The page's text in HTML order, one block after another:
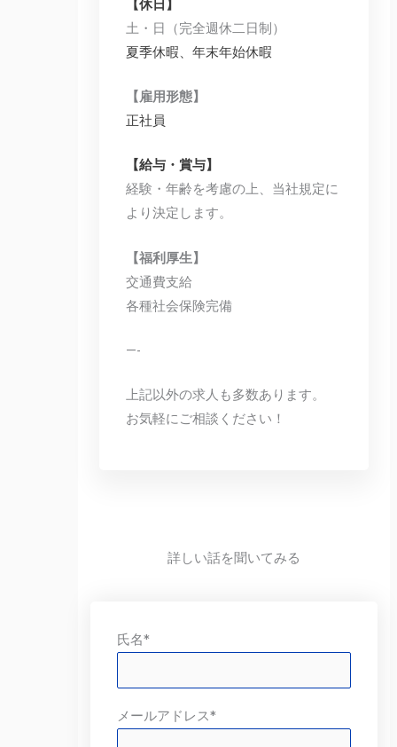
【休日】
土・日（完全週休二日制）
夏季休暇、年末年始休暇
【雇用形態】
正社員
【給与・賞与】
経験・年齢を考慮の上、当社規定に
より決定します。
【福利厚生】
交通費支給
各種社会保険完備
—-
上記以外の求人も多数あります。
お気軽にご相談ください！
詳しい話を聞いてみる
氏名*
メールアドレス*